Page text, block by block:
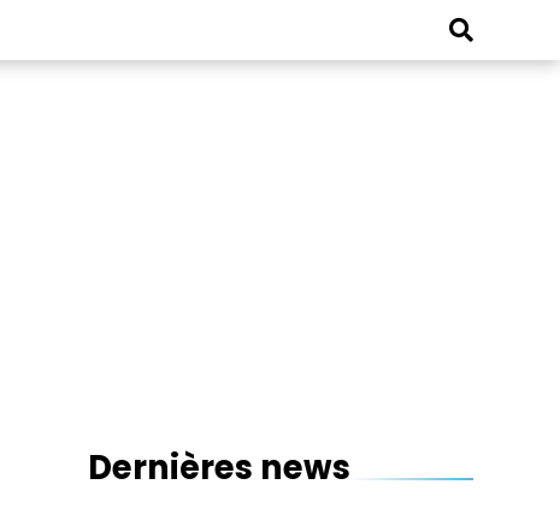
Dernières news